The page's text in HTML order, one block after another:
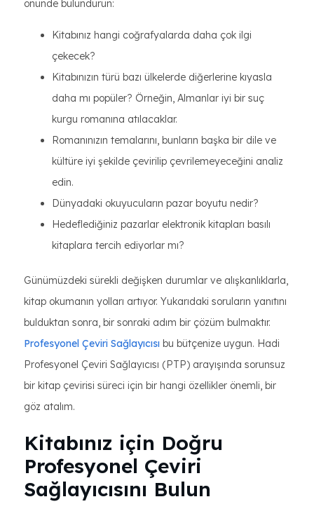
önünde bulundurun:
Kitabınız hangi coğrafyalarda daha çok ilgi
çekecek?
Kitabınızın türü bazı ülkelerde diğerlerine kıyasla
daha mı popüler? Örneğin, Almanlar iyi bir suç
kurgu romanına atılacaklar.
Romanınızın temalarını, bunların başka bir dile ve
kültüre iyi şekilde çevirilip çevrilemeyeceğini analiz
edin.
Dünyadaki okuyucuların pazar boyutu nedir?
Hedeflediğiniz pazarlar elektronik kitapları basılı
kitaplara tercih ediyorlar mı?
Günümüzdeki sürekli değişken durumlar ve alışkanlıklarla,
kitap okumanın yolları artıyor. Yukarıdaki soruların yanıtını
bulduktan sonra, bir sonraki adım bir çözüm bulmaktır.
Profesyonel Çeviri Sağlayıcısı bu bütçenize uygun. Hadi
Profesyonel Çeviri Sağlayıcısı (PTP) arayışında sorunsuz
bir kitap çevirisi süreci için bir hangi özellikler önemli, bir
göz atalım.
Kitabınız için Doğru
Profesyonel Çeviri
Sağlayıcısını Bulun